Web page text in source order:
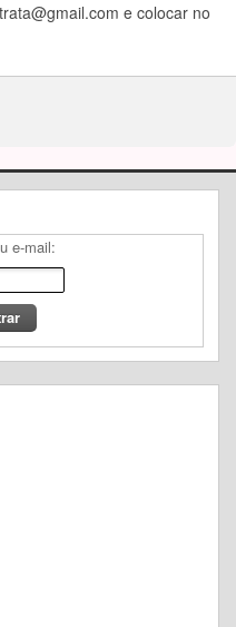
e colocar no
e-mail: